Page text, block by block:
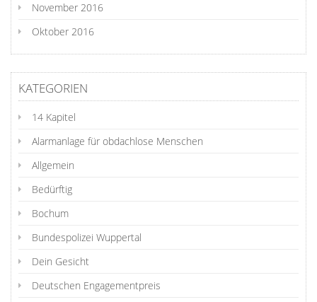
November 2016
Oktober 2016
KATEGORIEN
14 Kapitel
Alarmanlage für obdachlose Menschen
Allgemein
Bedürftig
Bochum
Bundespolizei Wuppertal
Dein Gesicht
Deutschen Engagementpreis